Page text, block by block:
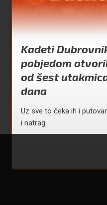
Kadeti
pobjedom
od šest
dana
Uz sve to čeka ih i
i natrag.